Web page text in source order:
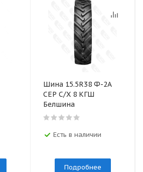
Шина 15.5R38 Ф-2А
СЕР С/Х 8 КГШ
Белшина
Есть в наличии
Подробнее